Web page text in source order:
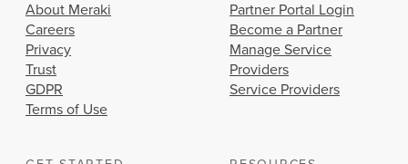
About Meraki
Careers
Privacy
Trust
GDPR
Terms of Use
Partner Portal Login
Become a Partner
Manage Service
Providers
Service Providers